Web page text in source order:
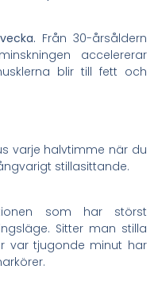
Från 30-årsåldern
accelererar
blir till fett och
varje halvtimme när du
stillasittande.
som har störst
Sitter man stilla
var tjugonde minut har